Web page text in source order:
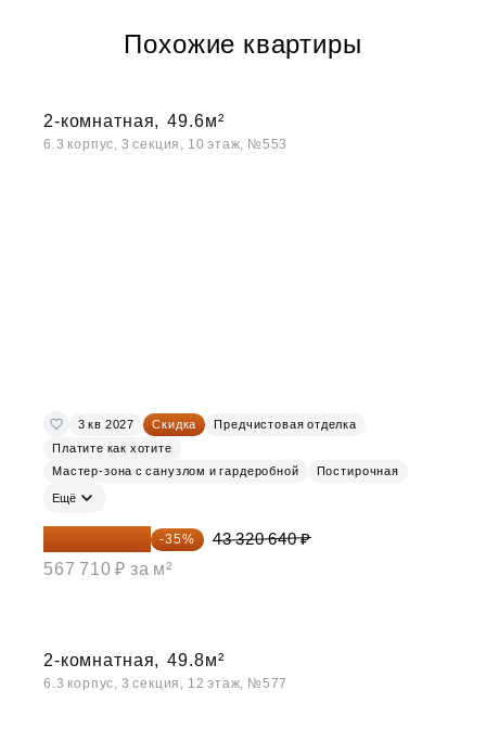
Похожие квартиры
2-комнатная, 49.6м²
6.3 корпус, 3 секция, 10 этаж, №553
3 кв 2027 Скидка
Предчистовая отделка
Платите как хотите
Мастер-зона с санузлом и гардеробной
Постирочная
Ещё
28 158 416 ₽ -35%
43 320 640 ₽
567 710 ₽ за м²
2-комнатная, 49.8м²
6.3 корпус, 3 секция, 12 этаж, №577